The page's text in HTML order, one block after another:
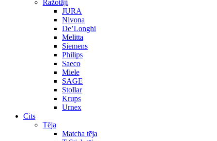
Ražotāji
JURA
Nivona
De’Longhi
Melitta
Siemens
Philips
Saeco
Miele
SAGE
Stollar
Krups
Urnex
Cits
Tēja
Matcha tēja